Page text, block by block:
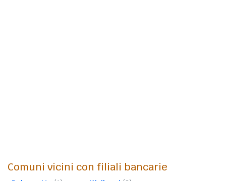
Comuni vicini con filiali bancarie